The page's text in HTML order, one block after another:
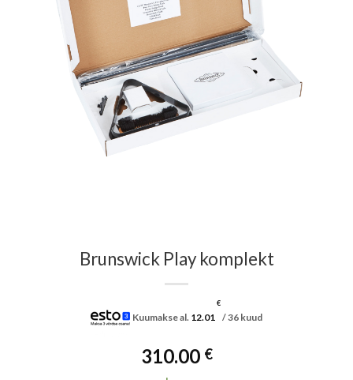
Brunswick Play komplekt
Kuumakse al. 12.01
€
/ 36 kuud
310.00 €